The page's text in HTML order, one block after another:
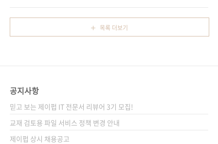
jQuery / JavaScript / 툴팁 / 셀렉터 / 애니메
이션 / 이벤트 / 롤오버 / 아코디언 / 플러그 인
관련 사이트 ■ 원출판사 도서소개페이지 ■ 아
(Yoshihiro Yamada) 역자명 정인식 출판일
2011년 11월 25일 페이지 492쪽 판 형 4*6배
Ajax / HTML 5 / DOM / 단위 테스트 / HTTP
모니터링 / 코딩 규약 / 문서화 주석 관련 사이트
■ 원출판사 도서..
목록 더보기
공지사항
믿고 보는 제이펍 IT 전문서 리뷰어 3기 모집!
교재 검토용 파일 서비스 정책 변경 안내
제이펍 상시 채용공고